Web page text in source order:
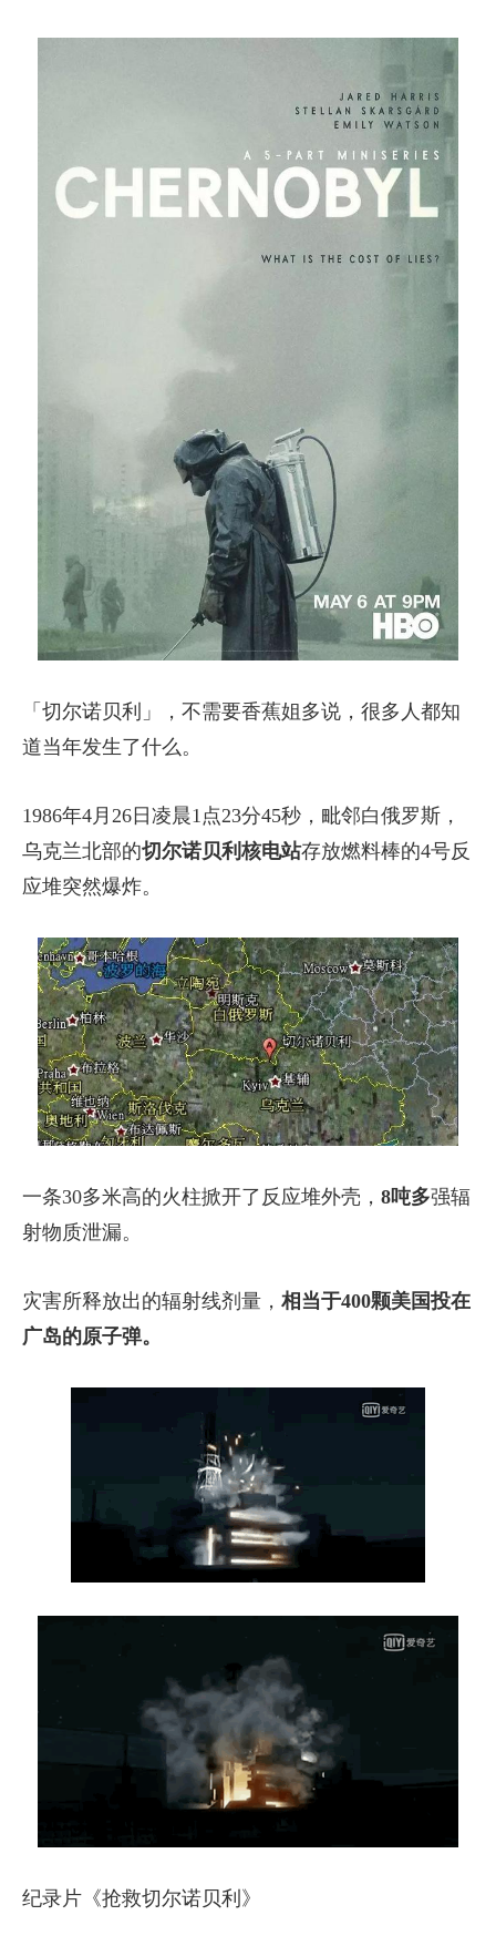
「切尔诺贝利」，不需要香蕉姐多说，很多人都知
道当年发生了什么。
1986年4月26日凌晨1点23分45秒，毗邻白俄罗斯，
乌克兰北部的切尔诺贝利核电站存放燃料棒的4号反
应堆突然爆炸。
一条30多米高的火柱掀开了反应堆外壳， 8吨多强辐
射物质泄漏。
灾害所释放出的辐射线剂量， 相当于400颗美国投在
广岛的原子弹。
纪录片《抢救切尔诺贝利》